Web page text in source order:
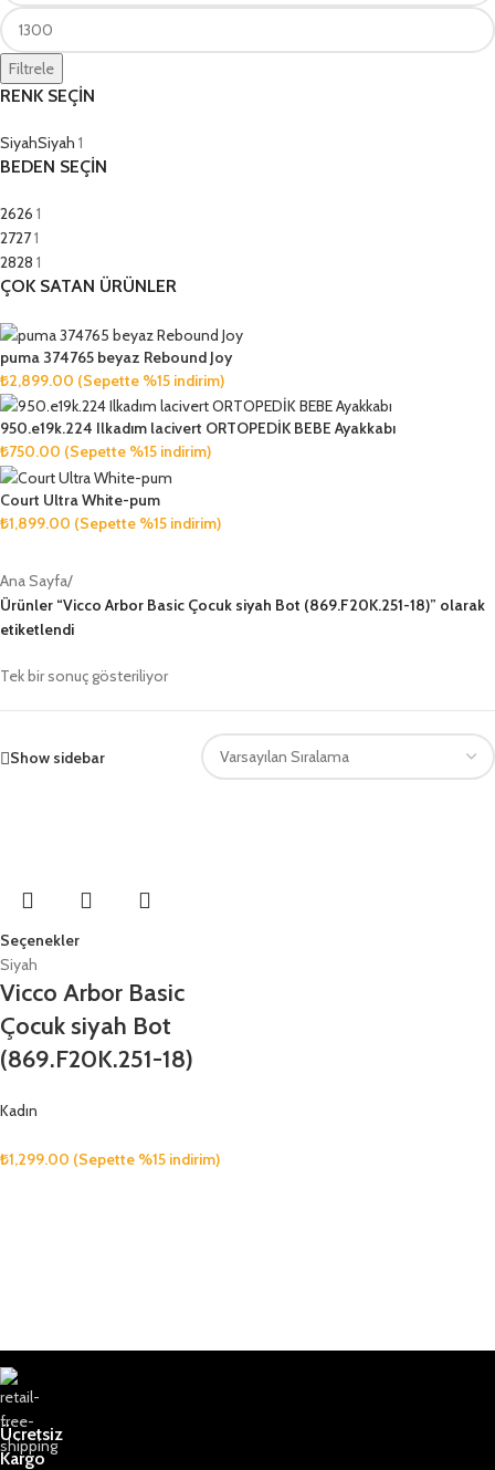
Filtrele
RENK SEÇİN
SiyahSiyah 1
BEDEN SEÇİN
2626 1
27271
2828 1
ÇOK SATAN ÜRÜNLER
puma 374765 beyaz Rebound Joy
₺2,899.00 (Sepette %15 indirim)
950.e19k.224 Ilkadım lacivert ORTOPEDİK BEBE Ayakkabı
₺750.00 (Sepette %15 indirim)
Court Ultra White-pum
₺1,899.00 (Sepette %15 indirim)
Ana Sayfa/
Ürünler “Vicco Arbor Basic Çocuk siyah Bot (869.F20K.251-18)” olarak
etiketlendi
Tek bir sonuç gösteriliyor
Show sidebar
Seçenekler
Siyah
Vicco Arbor Basic
Çocuk siyah Bot
(869.F20K.251-18)
Kadın
₺1,299.00 (Sepette %15 indirim)
Ücretsiz
Kargo